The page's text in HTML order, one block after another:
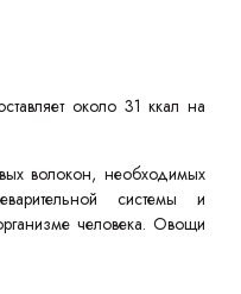
около 31 ккал на
волокон, необходимых
системы и
человека. Овощи